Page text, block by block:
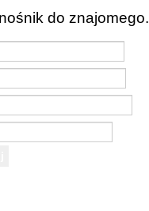
do znajomego.